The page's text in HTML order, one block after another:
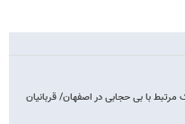
با بی حجابی در اصفهان/ قربانیان